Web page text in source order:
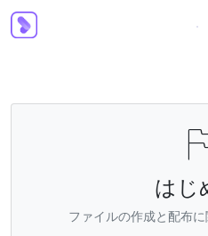
はじ
ファイルの作成と配布